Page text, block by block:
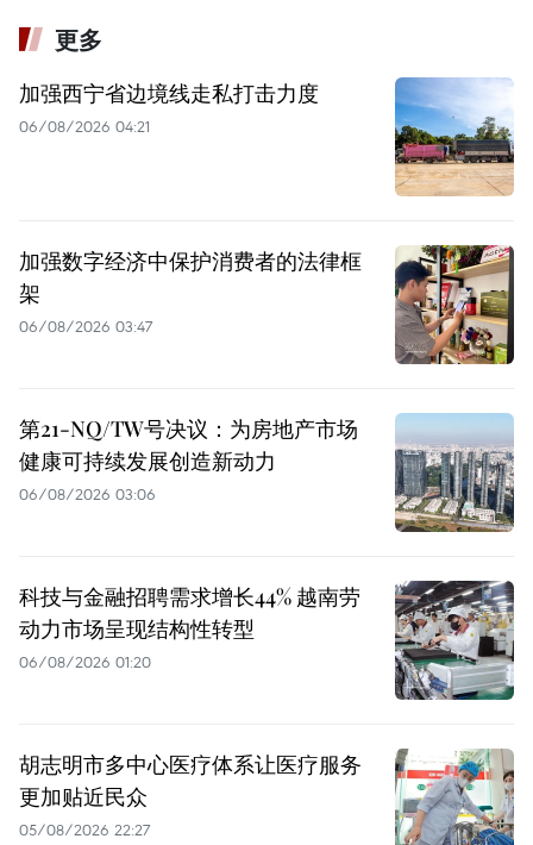
更多
加强西宁省边境线走私打击力度
06/08/2026 04:21
加强数字经济中保护消费者的法律框
架
06/08/2026 03:47
第21-NQ/TW号决议：为房地产市场
健康可持续发展创造新动力
06/08/2026 03:06
科技与金融招聘需求增长44% 越南劳
动力市场呈现结构性转型
06/08/2026 01:20
胡志明市多中心医疗体系让医疗服务
更加贴近民众
05/08/2026 22:27